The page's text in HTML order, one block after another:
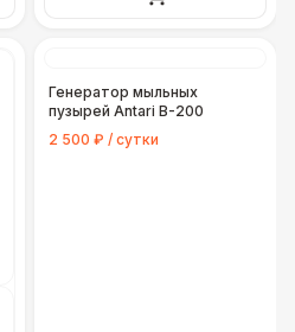
Генератор мыльных
пузырей Antari B-200
2 500 ₽ / сутки